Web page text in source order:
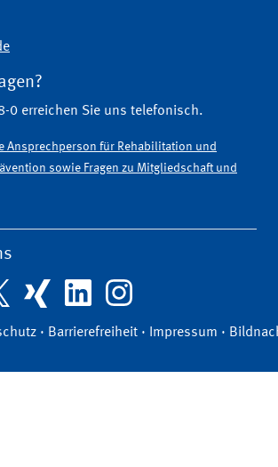
0 erreichen Sie uns telefonisch.
Ansprechperson für Rehabilitation und
sowie Fragen zu Mitgliedschaft und
· Barrierefreiheit · Impressum ·